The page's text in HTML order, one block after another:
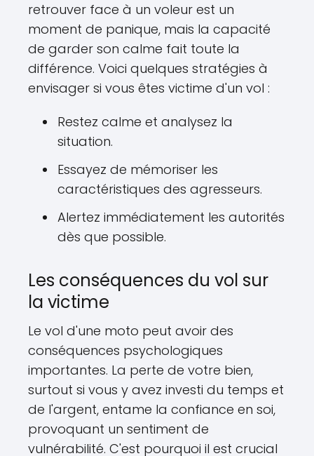
retrouver face à un voleur est un
moment de panique, mais la capacité
de garder son calme fait toute la
différence. Voici quelques stratégies à
envisager si vous êtes victime d'un vol :
Restez calme et analysez la
situation.
Essayez de mémoriser les
caractéristiques des agresseurs.
Alertez immédiatement les autorités
dès que possible.
Les conséquences du vol sur
la victime
Le vol d'une moto peut avoir des
conséquences psychologiques
importantes. La perte de votre bien,
surtout si vous y avez investi du temps et
de l'argent, entame la confiance en soi,
provoquant un sentiment de
vulnérabilité. C'est pourquoi il est crucial